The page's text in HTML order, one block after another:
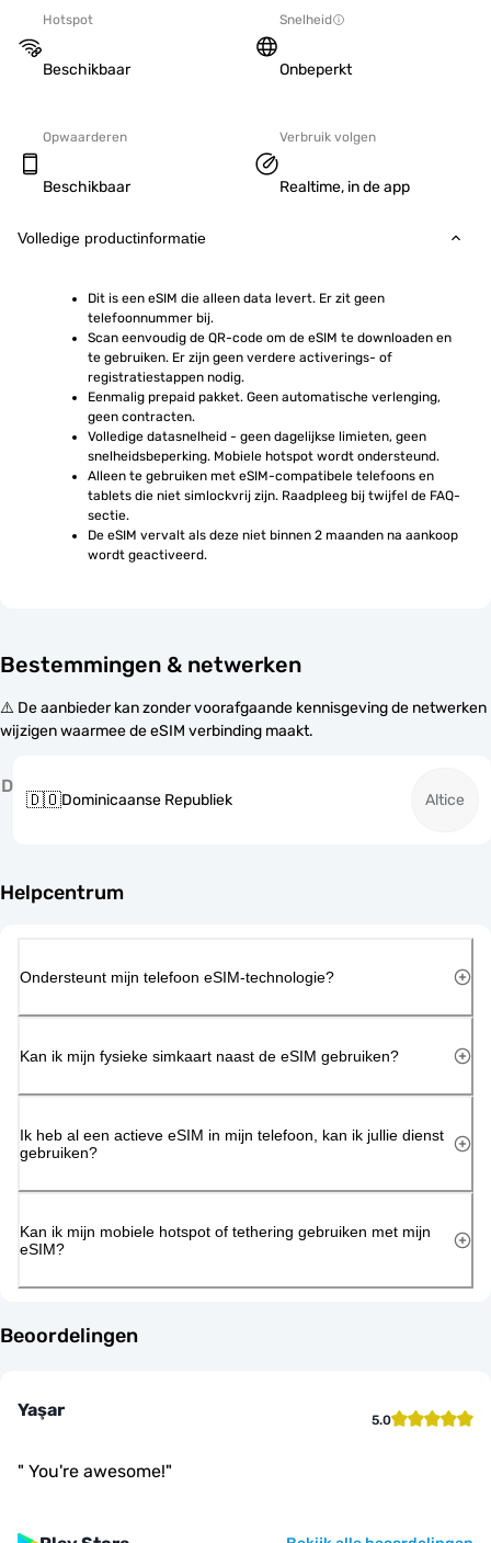
Hotspot
Beschikbaar
Snelheid
Onbeperkt
Opwaarderen
Beschikbaar
Verbruik volgen
Realtime, in de app
Volledige productinformatie
Dit is een eSIM die alleen data levert. Er zit geen
telefoonnummer bij.
Scan eenvoudig de QR-code om de eSIM te downloaden en
te gebruiken. Er zijn geen verdere activerings- of
registratiestappen nodig.
Eenmalig prepaid pakket. Geen automatische verlenging,
geen contracten.
Volledige datasnelheid - geen dagelijkse limieten, geen
snelheidsbeperking. Mobiele hotspot wordt ondersteund.
Alleen te gebruiken met eSIM-compatibele telefoons en
tablets die niet simlockvrij zijn. Raadpleeg bij twijfel de FAQ-
sectie.
De eSIM vervalt als deze niet binnen 2 maanden na aankoop
wordt geactiveerd.
Bestemmingen & netwerken
⚠️ De aanbieder kan zonder voorafgaande kennisgeving de netwerken
wijzigen waarmee de eSIM verbinding maakt.
D
🇩🇴Dominicaanse Republiek Altice
Helpcentrum
Ondersteunt mijn telefoon eSIM-technologie?
Kan ik mijn fysieke simkaart naast de eSIM gebruiken?
Ik heb al een actieve eSIM in mijn telefoon, kan ik jullie dienst
gebruiken?
Kan ik mijn mobiele hotspot of tethering gebruiken met mijn
eSIM?
Beoordelingen
Yaşar 5.0
" You're awesome!"